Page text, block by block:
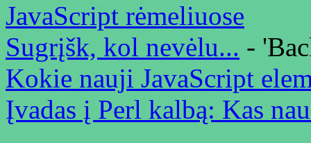
JavaScript rėmeliuose
Sugrįšk, kol nevėlu... -
Kokie nauji JavaScript
Įvadas į Perl kalbą: Kas